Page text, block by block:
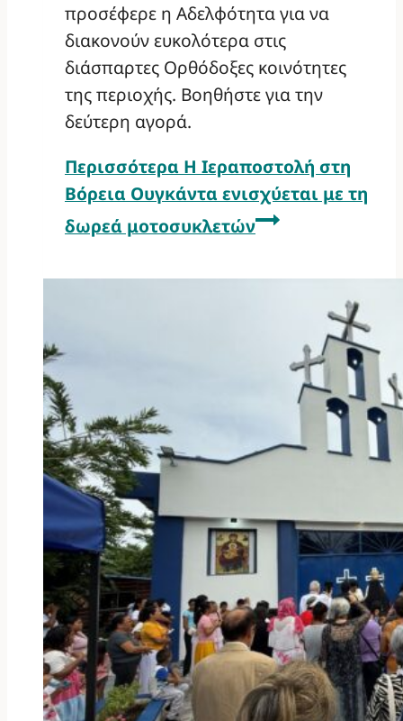
προσέφερε η Αδελφότητα για να
διακονούν ευκολότερα στις
διάσπαρτες Ορθόδοξες κοινότητες
της περιοχής. Βοηθήστε για την
δεύτερη αγορά.
Περισσότερα Η Ιεραποστολή στη
Βόρεια Ουγκάντα ενισχύεται με τη
δωρεά μοτοσυκλετών